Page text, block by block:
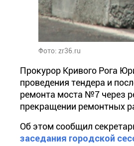
Фото: zr36.ru
Прокурор Кривого Рога
проведения тендера и
ремонта моста №7 через
прекращении ремонтных
Об этом сообщил
заседания городской